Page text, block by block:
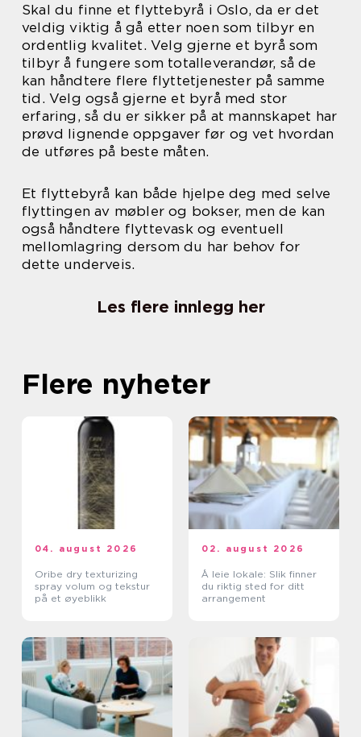
Skal du finne et flyttebyrå i Oslo, da er det
veldig viktig å gå etter noen som tilbyr en
ordentlig kvalitet. Velg gjerne et byrå som
tilbyr å fungere som totalleverandør, så de
kan håndtere flere flyttetjenester på samme
tid. Velg også gjerne et byrå med stor
erfaring, så du er sikker på at mannskapet har
prøvd lignende oppgaver før og vet hvordan
de utføres på beste måten.
Et flyttebyrå kan både hjelpe deg med selve
flyttingen av møbler og bokser, men de kan
også håndtere flyttevask og eventuell
mellomlagring dersom du har behov for
dette underveis.
Les flere innlegg her
Flere nyheter
04. august 2026
Oribe dry texturizing
spray volum og tekstur
på et øyeblikk
02. august 2026
Å leie lokale: Slik finner
du riktig sted for ditt
arrangement